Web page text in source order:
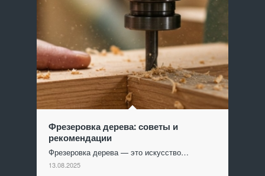
Фрезеровка дерева: советы и
рекомендации
Фрезеровка дерева — это искусство…
13.08.2025